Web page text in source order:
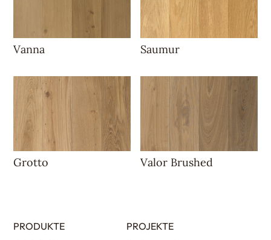
Vanna Saumur
Grotto Valor Brushed
PRODUKTE
PROJEKTE